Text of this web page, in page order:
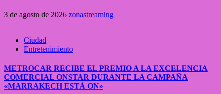
3 de agosto de 2026 zonastreaming
Ciudad
Entretenimiento
METROCAR RECIBE EL PREMIO A LA EXCELENCIA
COMERCIAL ONSTAR DURANTE LA CAMPAÑA
«MARRAKECH ESTÁ ON»